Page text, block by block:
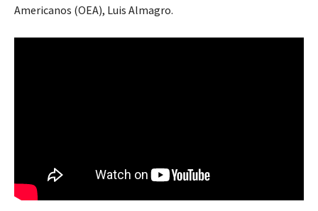
Americanos (OEA), Luis Almagro.